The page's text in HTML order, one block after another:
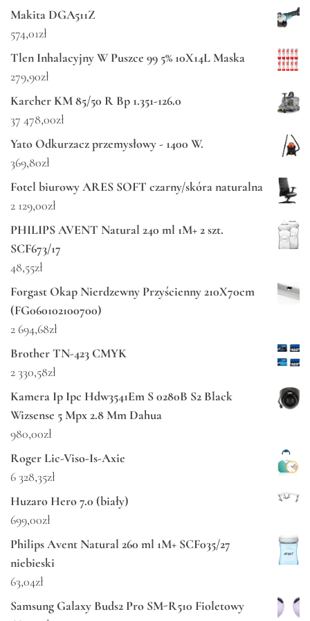
Makita DGA511Z
574,01zł
Tlen Inhalacyjny W Puszce 99 5% 10X14L Maska
279,90zł
Karcher KM 85/50 R Bp 1.351-126.0
37 478,00zł
Yato Odkurzacz przemysłowy - 1400 W.
369,80zł
Fotel biurowy ARES SOFT czarny/skóra naturalna
2 129,00zł
PHILIPS AVENT Natural 240 ml 1M+ 2 szt.
SCF673/17
48,55zł
Forgast Okap Nierdzewny Przyścienny 210X70cm
(FG060102100700)
2 694,68zł
Brother TN-423 CMYK
2 330,58zł
Kamera Ip Ipc Hdw3541Em S 0280B S2 Black
Wizsense 5 Mpx 2.8 Mm Dahua
980,00zł
Roger Lic-Viso-Is-Axie
6 328,35zł
Huzaro Hero 7.0 (biały)
699,00zł
Philips Avent Natural 260 ml 1M+ SCF035/27
niebieski
63,04zł
Samsung Galaxy Buds2 Pro SM-R510 Fioletowy